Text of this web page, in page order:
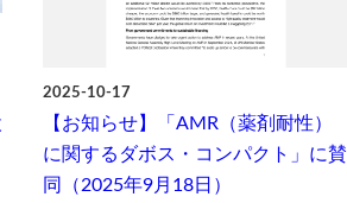
2025-10-17
【お知らせ】「AMR（薬剤耐性）
に関するダボス・コンパクト」に賛
同（2025年9月18日）